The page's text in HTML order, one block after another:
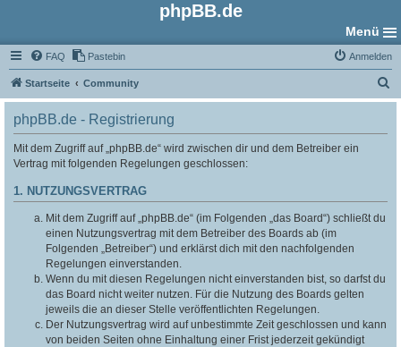
phpBB.de
Menü
FAQ Pastebin Anmelden
Startseite Community
u
phpBB.de - Registrierung
Mit dem Zugriff auf „phpBB.de“ wird zwischen dir und dem Betreiber ein
Vertrag mit folgenden Regelungen geschlossen:
1. NUTZUNGSVERTRAG
Mit dem Zugriff auf „phpBB.de“ (im Folgenden „das Board“) schließt du
einen Nutzungsvertrag mit dem Betreiber des Boards ab (im
Folgenden „Betreiber“) und erklärst dich mit den nachfolgenden
Regelungen einverstanden.
Wenn du mit diesen Regelungen nicht einverstanden bist, so darfst du
das Board nicht weiter nutzen. Für die Nutzung des Boards gelten
jeweils die an dieser Stelle veröffentlichten Regelungen.
Der Nutzungsvertrag wird auf unbestimmte Zeit geschlossen und kann
von beiden Seiten ohne Einhaltung einer Frist jederzeit gekündigt